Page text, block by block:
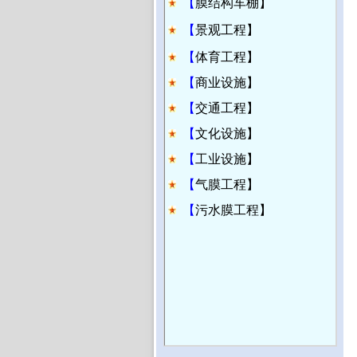
【 膜结构车棚】
【景观工程】
【体育工程】
【商业设施】
【交通工程】
【文化设施】
【 工业设施】
【气膜工程】
【污水膜工程】